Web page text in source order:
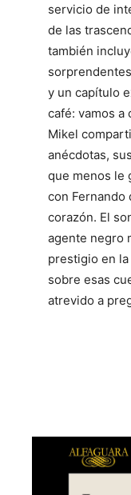
servicio de
de las
también
y un capítulo
café: vamos a
Mikel
anécdotas,
que menos le
con Fernando
corazón. El
agente negro
prestigio en
sobre esas
atrevido a